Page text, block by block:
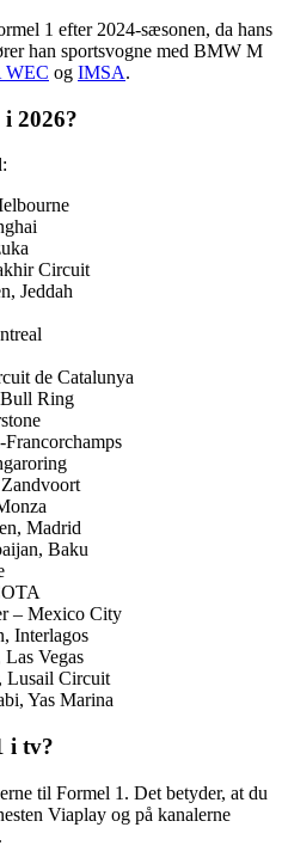
1 efter 2024-sæsonen, da hans
han sportsvogne med BMW M
WEC og IMSA.
2026?
Circuit
Jeddah
de Catalunya
Ring
Madrid
Baku
– Mexico City
Interlagos
Vegas
Lusail Circuit
Yas Marina
i tv?
til Formel 1. Det betyder, at du
Viaplay og på kanalerne